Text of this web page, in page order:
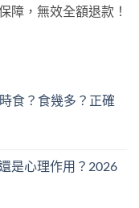
障，無效全額退款！
食？食幾多？正確
是心理作用？2026